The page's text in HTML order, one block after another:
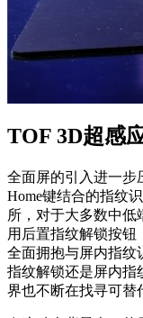
TOF 3D超感
全面屏的引入进一步
Home键结合的指纹
所，对于大多数中
用后置指纹解锁按钮
全面拥抱与屏内指纹
指纹解锁还是屏内指
界也不断在找寻可替